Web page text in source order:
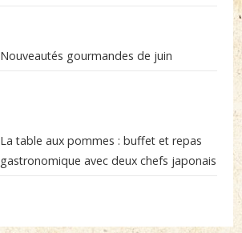
Nouveautés gourmandes de juin
La table aux pommes : buffet et repas
gastronomique avec deux chefs japonais